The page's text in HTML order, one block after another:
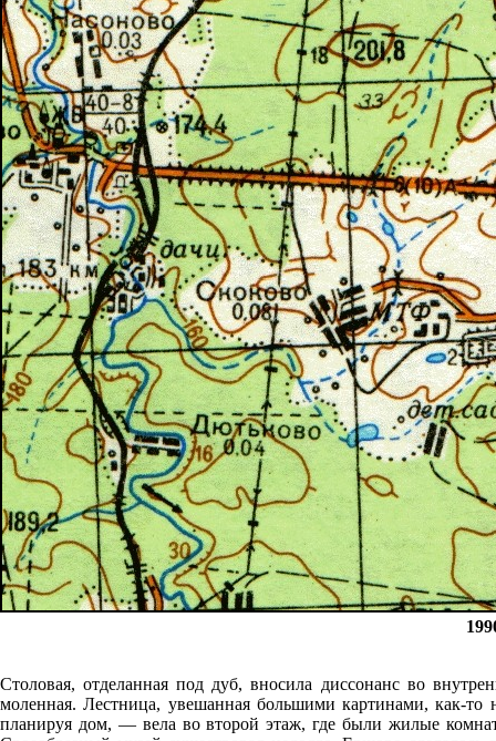
Столовая, отделанная под дуб, вносила диссонанс во
моленная. Лестница, увешанная большими картинами, как-
планируя дом, — вела во второй этаж, где были жилые